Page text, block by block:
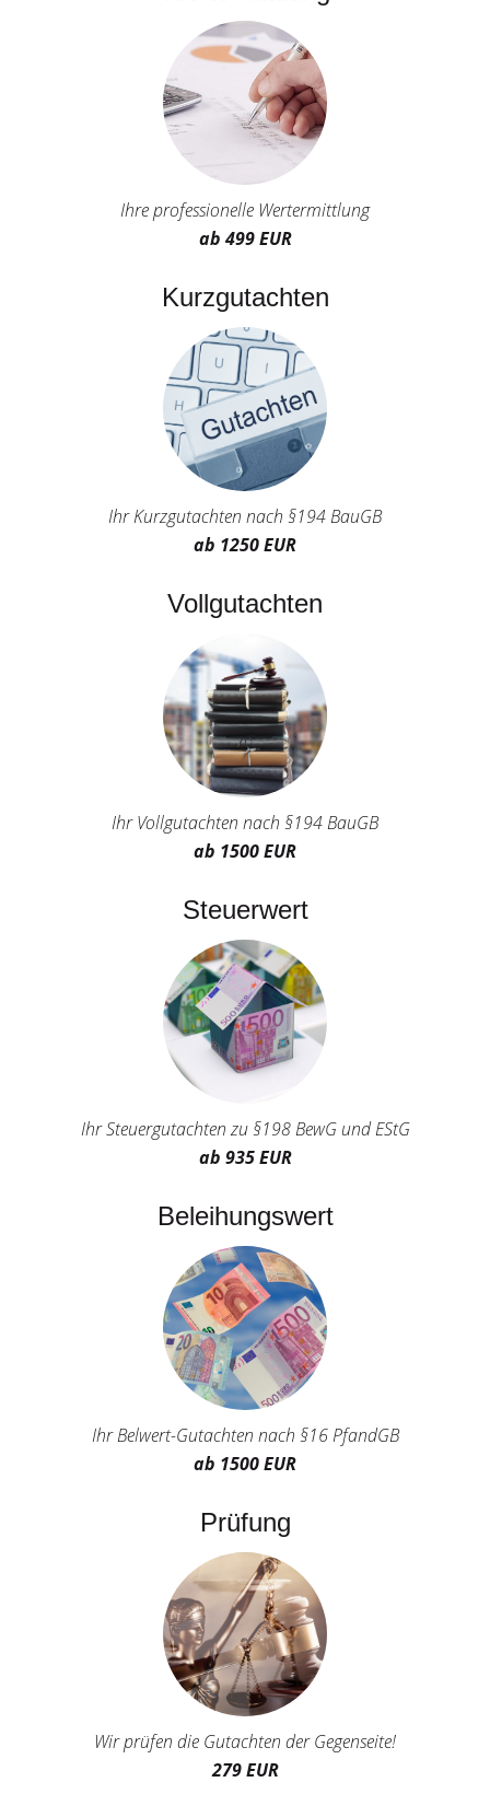
Ihre professionelle Wertermittlung
ab 499 EUR
Kurzgutachten
Ihr Kurzgutachten nach §194 BauGB
ab 1250 EUR
Vollgutachten
Ihr Vollgutachten nach §194 BauGB
ab 1500 EUR
Steuerwert
Ihr Steuergutachten zu §198 BewG und EStG
ab 935 EUR
Beleihungswert
Ihr Belwert-Gutachten nach §16 PfandGB
ab 1500 EUR
Prüfung
Wir prüfen die Gutachten der Gegenseite!
279 EUR